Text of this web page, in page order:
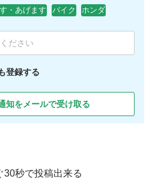
・あげます バイク ホンダ
登録する
知をメールで受け取る
30秒で投稿出来る